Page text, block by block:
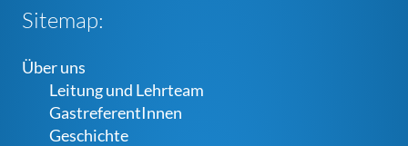
Sitemap:
Über uns
Leitung und Lehrteam
GastreferentInnen
Geschichte